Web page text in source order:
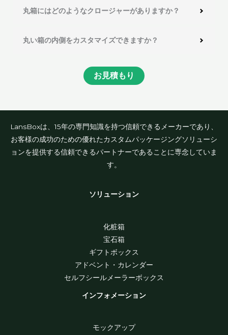
丸箱にはどのようなクロージャーがありますか？
丸い箱の内側をカスタマイズできますか？
お見積もり
LansBoxは、15年の専門知識を持つ信頼できるメーカーであり、
お客様の成功のための優れたカスタムパッケージングソリューシ
ョンを提供する信頼できるパートナーであることに専念していま
す。
ソリューション
化粧箱
宝石箱
ギフトボックス
アドベント・カレンダー
セルフシールメーラーボックス
インフォメーション
モックアップ